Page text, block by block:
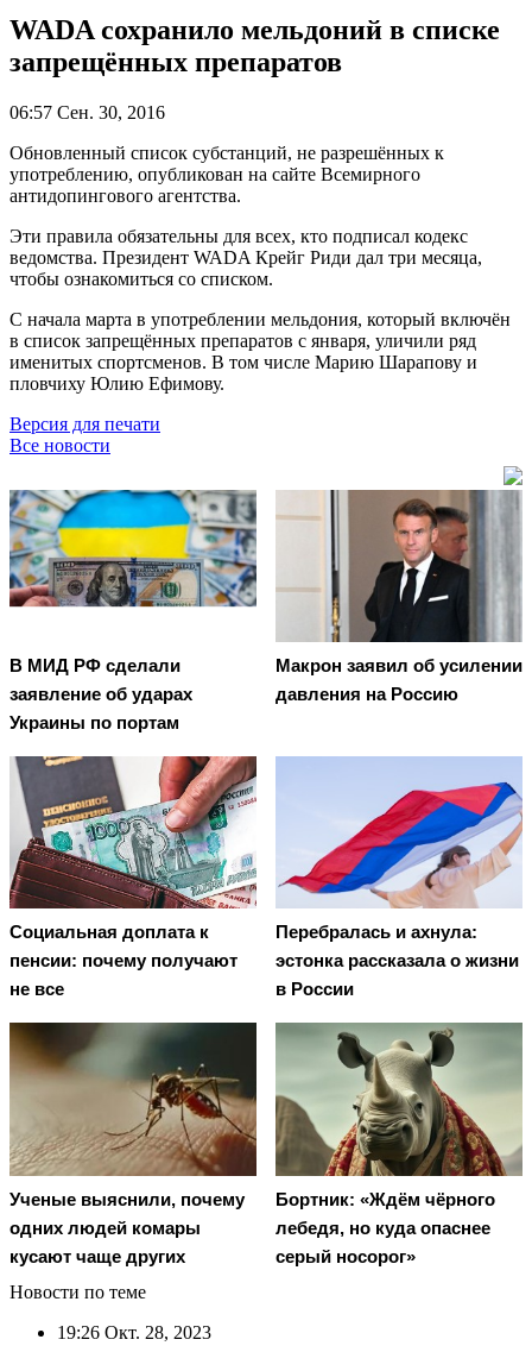
WADA сохранило мельдоний в списке
запрещённых препаратов
06:57 Сен. 30, 2016
Обновленный список субстанций, не разрешённых к
употреблению, опубликован на сайте Всемирного
антидопингового агентства.
Эти правила обязательны для всех, кто подписал кодекс
ведомства. Президент WADA Крейг Риди дал три месяца,
чтобы ознакомиться со списком.
С начала марта в употреблении мельдония, который включён
в список запрещённых препаратов с января, уличили ряд
именитых спортсменов. В том числе Марию Шарапову и
пловчиху Юлию Ефимову.
Версия для печати
Все новости
В МИД РФ сделали
заявление об ударах
Украины по портам
Макрон заявил об усилении
давления на Россию
Социальная доплата к
пенсии: почему получают
не все
Перебралась и ахнула:
эстонка рассказала о жизни
в России
Ученые выяснили, почему
одних людей комары
кусают чаще других
Бортник: «Ждём чёрного
лебедя, но куда опаснее
серый носорог»
Новости по теме
19:26 Окт. 28, 2023